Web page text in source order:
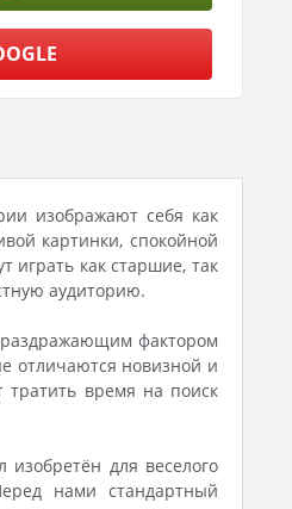
изображают себя как
картинки, спокойной
играть как старшие, так
аудиторию.
раздражающим фактором
отличаются новизной и
тратить время на поиск
для веселого
нами стандартный